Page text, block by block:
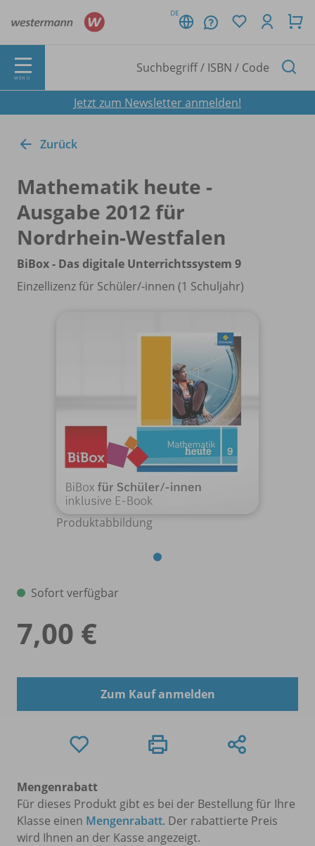
DE
MENÜ
Jetzt zum Newsletter anmelden!
Zurück
Mathematik heute -
Ausgabe 2012 für
Nordrhein-Westfalen
BiBox - Das digitale Unterrichtssystem 9
Einzellizenz für Schüler/-innen (1 Schuljahr)
Produktabbildung
Sofort verfügbar
7,00 €
Zum Kauf anmelden
Mengenrabatt
Für dieses Produkt gibt es bei der Bestellung für Ihre
Klasse einen Mengenrabatt. Der rabattierte Preis
wird Ihnen an der Kasse angezeigt.